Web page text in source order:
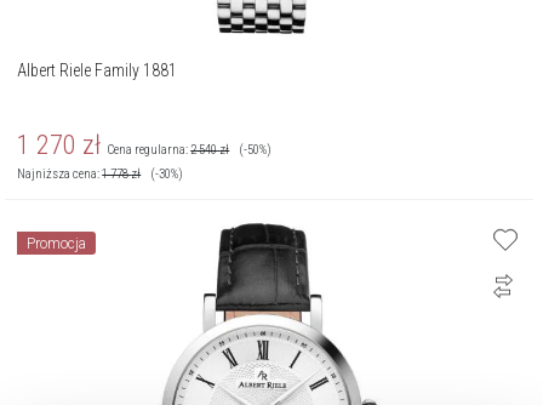
Albert Riele Family 1881
1 270 zł Cena regularna:2 540zł
(-50%)
Najniższa cena:1 778zł (-30%)
Promocja